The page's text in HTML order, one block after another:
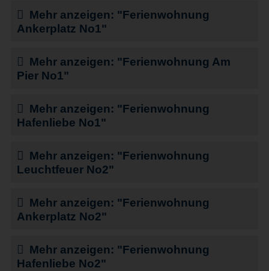
Mehr anzeigen: "Ferienwohnung
Ankerplatz No1"
Mehr anzeigen: "Ferienwohnung Am
Pier No1"
Mehr anzeigen: "Ferienwohnung
Hafenliebe No1"
Mehr anzeigen: "Ferienwohnung
Leuchtfeuer No2"
Mehr anzeigen: "Ferienwohnung
Ankerplatz No2"
Mehr anzeigen: "Ferienwohnung
Hafenliebe No2"